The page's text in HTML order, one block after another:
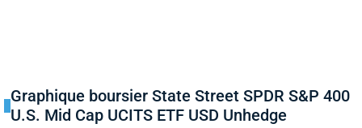
Graphique boursier State Street SPDR S&P 400
U.S. Mid Cap UCITS ETF USD Unhedge